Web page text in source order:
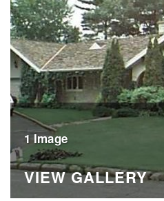
1 Image
VIEW GALLERY